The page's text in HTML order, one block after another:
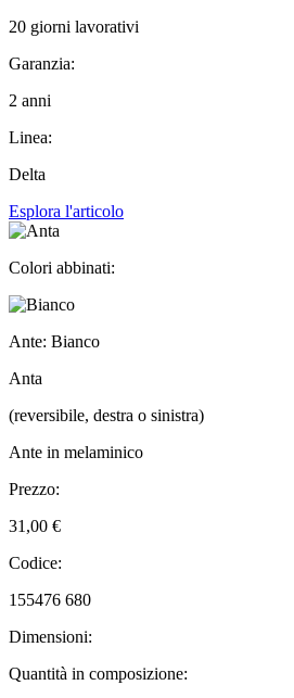
20 giorni lavorativi
Garanzia:
2 anni
Linea:
Delta
Esplora l'articolo
Colori abbinati:
Ante: Bianco
Anta
(reversibile, destra o sinistra)
Ante in melaminico
Prezzo:
31,00 €
Codice:
155476 680
Dimensioni:
Quantità in composizione: